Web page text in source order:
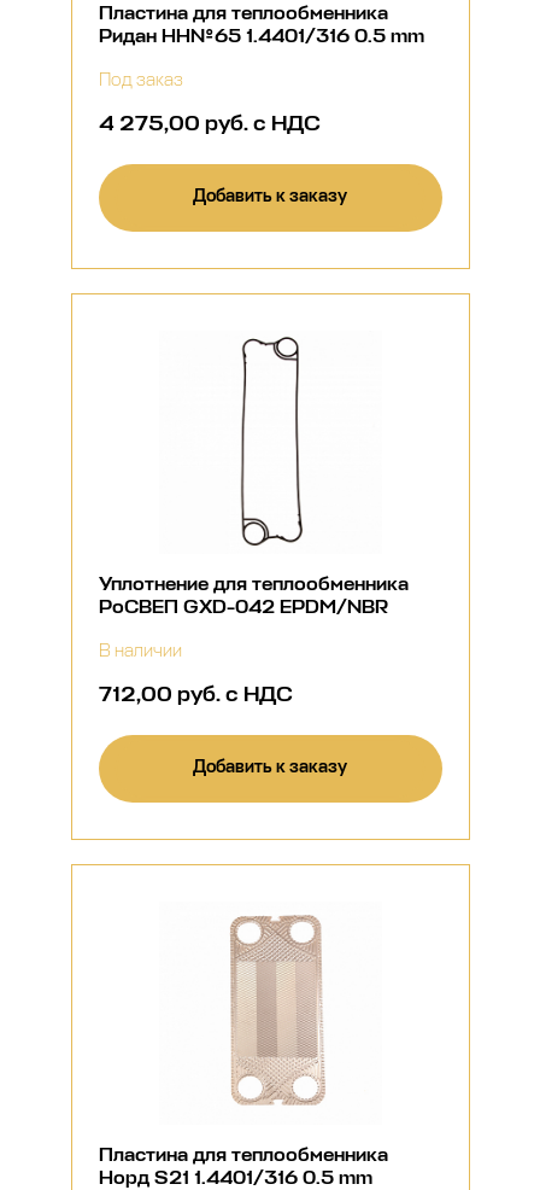
Пластина для теплообменника
Ридан НН№65 1.4401/316 0.5 mm
Под заказ
4 275,00 руб. с НДС
Добавить к заказу
Уплотнение для теплообменника
РоСВЕП GXD-042 EPDM/NBR
В наличии
712,00 руб. с НДС
Добавить к заказу
Пластина для теплообменника
Норд S21 1.4401/316 0.5 mm